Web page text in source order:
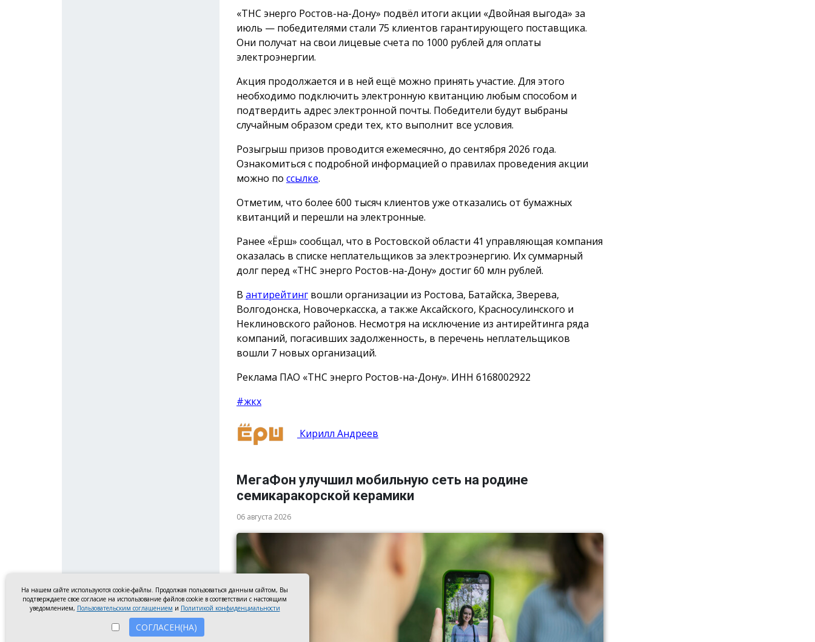
«ТНС энерго Ростов-на-Дону» подвёл итоги акции «Двойная выгода» за
июль — победителями стали 75 клиентов гарантирующего поставщика.
Они получат на свои лицевые счета по 1000 рублей для оплаты
электроэнергии.
Акция продолжается и в ней ещё можно принять участие. Для этого
необходимо подключить электронную квитанцию любым способом и
подтвердить адрес электронной почты. Победители будут выбраны
случайным образом среди тех, кто выполнит все условия.
Розыгрыш призов проводится ежемесячно, до сентября 2026 года.
Ознакомиться с подробной информацией о правилах проведения акции
можно по ссылке.
Отметим, что более 600 тысяч клиентов уже отказались от бумажных
квитанций и перешли на электронные.
Ранее «Ёрш» сообщал, что в Ростовской области 41 управляющая компания
оказалась в списке неплательщиков за электроэнергию. Их суммарный
долг перед «ТНС энерго Ростов-на-Дону» достиг 60 млн рублей.
В антирейтинг вошли организации из Ростова, Батайска, Зверева,
Волгодонска, Новочеркасска, а также Аксайского, Красносулинского и
Неклиновского районов. Несмотря на исключение из антирейтинга ряда
компаний, погасивших задолженность, в перечень неплательщиков
вошли 7 новых организаций.
Реклама ПАО «ТНС энерго Ростов-на-Дону». ИНН 6168002922
#жкх
Кирилл Андреев
МегаФон улучшил мобильную сеть на родине
семикаракорской керамики
06 августа 2026
На нашем сайте используются cookie-файлы. Продолжая пользоваться данным сайтом, Вы
подтверждаете свое согласие на использование файлов cookie в соответствии с настоящим
уведомлением, Пользовательским соглашением и Политикой конфиденциальности
СОГЛАСЕН(НА)